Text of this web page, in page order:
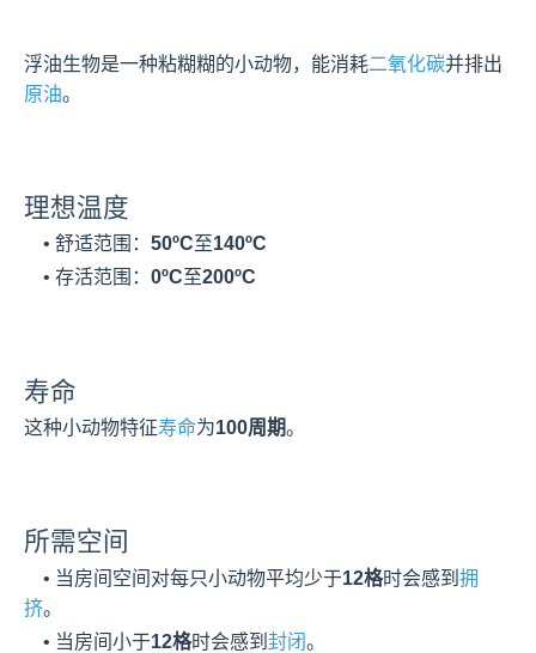
浮油生物是一种粘糊糊的小动物，能消耗二氧化碳并排出
原油。
理想温度
    • 舒适范围：
50ºC至140ºC
    • 存活范围：
0ºC至200ºC
寿命
这种小动物特征寿命为100周期。
所需空间
    • 当房间空间对每只小动物平均少于
12格时会感到 拥
挤。
    • 当房间小于
12格时会感到 封闭。